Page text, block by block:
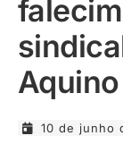
GALERIAS
Aquino
10 de junho